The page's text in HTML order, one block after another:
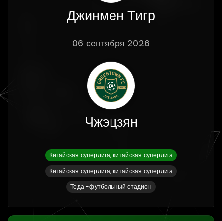
Джинмен Тигр
06 сентября 2026
Чжэцзян
Китайская суперлига, китайская суперлига
Китайская суперлига, китайская суперлига
Теда -футбольный стадион